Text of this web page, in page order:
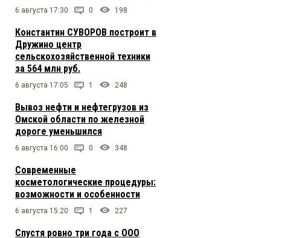
6 августа 17:30 0 198
Константин СУВОРОВ построит в
Дружино центр
сельскохозяйственной техники
за 564 млн руб.
6 августа 17:05 1 248
Вывоз нефти и нефтегрузов из
Омской области по железной
дороге уменьшился
6 августа 16:00 0 348
Современные
косметологические процедуры:
возможности и особенности
6 августа 15:20 1 227
Спустя ровно три года с ООО